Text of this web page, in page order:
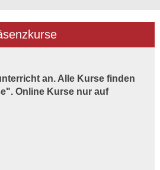
an. Alle Kurse finden
Online Kurse nur auf